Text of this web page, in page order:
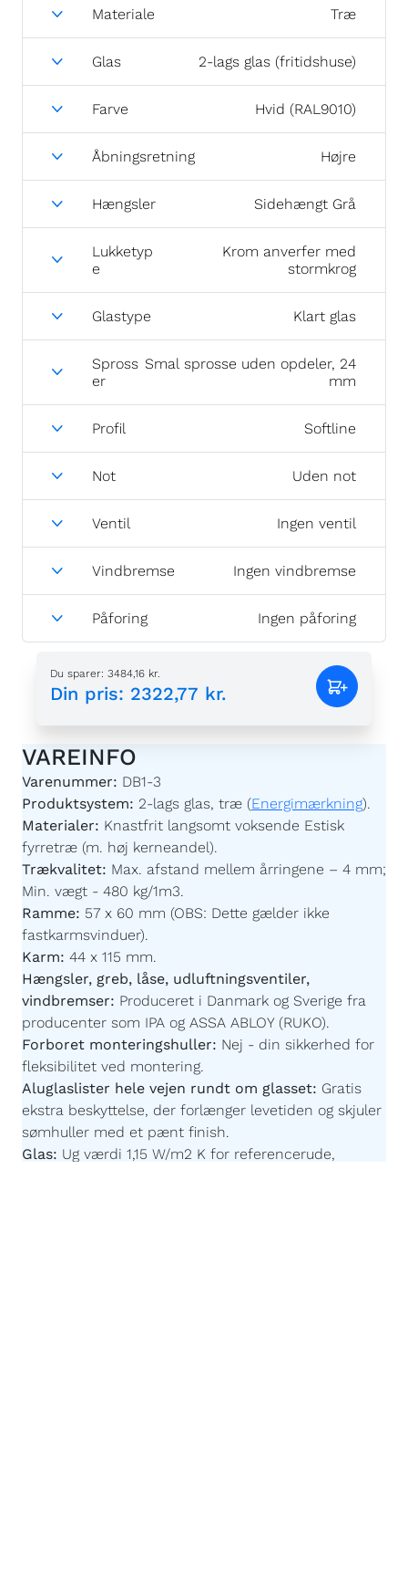
Materiale Træ
Glas 2-lags glas (fritidshuse)
Farve Hvid (RAL9010)
Åbningsretning Højre
Hængsler Sidehængt Grå
Lukketyp
e
Krom anverfer med
stormkrog
Glastype Klart glas
Spross
er
Smal sprosse uden opdeler, 24
mm
Profil Softline
Not Uden not
Ventil Ingen ventil
Vindbremse Ingen vindbremse
Påforing Ingen påforing
Du sparer: 3484,16 kr.
Din pris: 2322,77 kr.
VAREINFO
Varenummer: DB1-3
Produktsystem: 2-lags glas, træ (Energimærkning).
Materialer: Knastfrit langsomt voksende Estisk
fyrretræ (m. høj kerneandel).
Trækvalitet: Max. afstand mellem årringene – 4 mm;
Min. vægt - 480 kg/1m3.
Ramme: 57 x 60 mm (OBS: Dette gælder ikke
fastkarmsvinduer).
Karm: 44 x 115 mm.
Hængsler, greb, låse, udluftningsventiler,
vindbremser: Produceret i Danmark og Sverige fra
producenter som IPA og ASSA ABLOY (RUKO).
Forboret monteringshuller: Nej - din sikkerhed for
fleksibilitet ved montering.
Aluglaslister hele vejen rundt om glasset: Gratis
ekstra beskyttelse, der forlænger levetiden og skjuler
sømhuller med et pænt finish.
Glas: Ug værdi 1,15 W/m2 K for referencerude,